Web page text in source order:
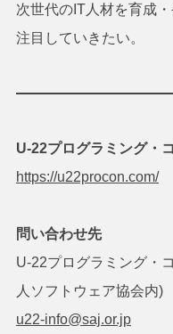
次世代のIT人材を育成
注目していきたい。
U-22プログラミング・
https://u22procon.com/
問い合わせ先
U-22プログラミング・
人ソフトウェア協会内)
u22-info@saj.or.jp